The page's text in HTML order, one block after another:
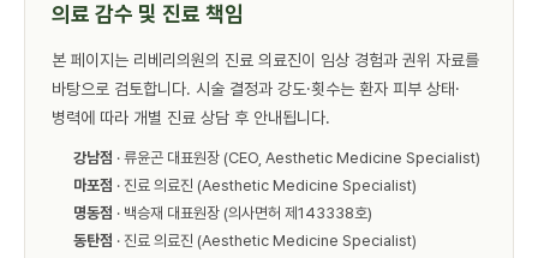
의료 감수 및 진료 책임
본 페이지는 리베리의원의 진료 의료진이 임상 경험과 권위 자료를
바탕으로 검토합니다. 시술 결정과 강도·횟수는 환자 피부 상태·
병력에 따라 개별 진료 상담 후 안내됩니다.
강남점 · 류윤곤 대표원장 (CEO, Aesthetic Medicine Specialist)
마포점 · 진료 의료진 (Aesthetic Medicine Specialist)
명동점 · 백승재 대표원장 (의사면허 제143338호)
동탄점 · 진료 의료진 (Aesthetic Medicine Specialist)